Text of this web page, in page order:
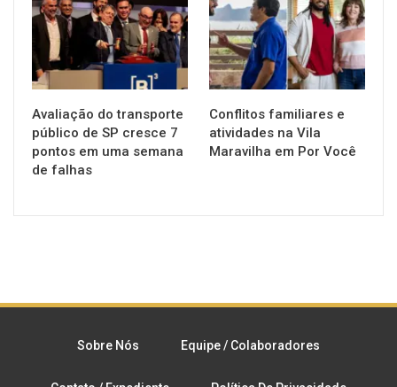
Avaliação do transporte
público de SP cresce 7
pontos em uma semana
de falhas
Conflitos familiares e
atividades na Vila
Maravilha em Por Você
Sobre Nós Equipe / Colaboradores